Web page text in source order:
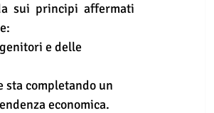
sui principi affermati
e delle
completando un
economica.